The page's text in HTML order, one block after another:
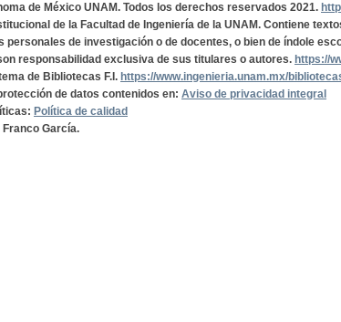
de México UNAM. Todos los derechos reservados 2021.
de la Facultad de Ingeniería de la UNAM. Contiene
de investigación o de docentes, o bien de índole
responsabilidad exclusiva de sus titulares o autores. https://
de Bibliotecas F.I. https://www.ingenieria.unam.mx/
de datos contenidos en: Aviso de privacidad integral
Política de calidad
García.